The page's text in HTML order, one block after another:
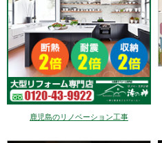
鹿児島のリノベーション工事